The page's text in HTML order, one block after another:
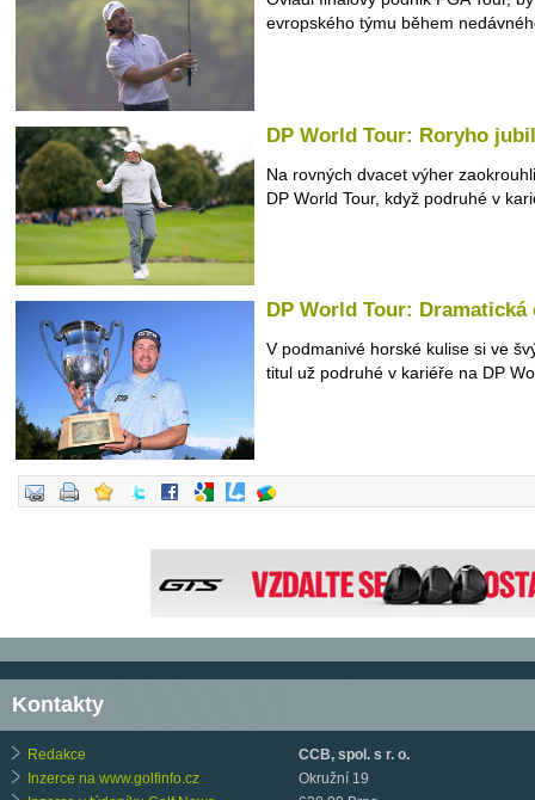
evropského týmu během
DP World Tour: Roryho
Na rovných dvacet výher
DP World Tour, když podruhé v
DP World Tour:
V podmanivé horské kulise si ve
titul už podruhé v kariéře na DP
Kontakty
Redakce
Inzerce na www.golfinfo.cz
CCB, spol. s r. o.
Okružní 19